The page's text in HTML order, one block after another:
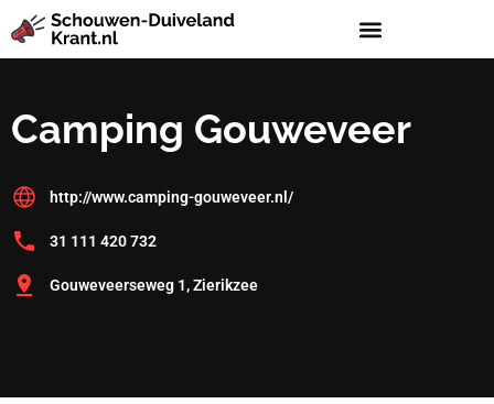
Camping Gouweveer
http://www.camping-gouweveer.nl/
31 111 420 732
Gouweveerseweg 1, Zierikzee